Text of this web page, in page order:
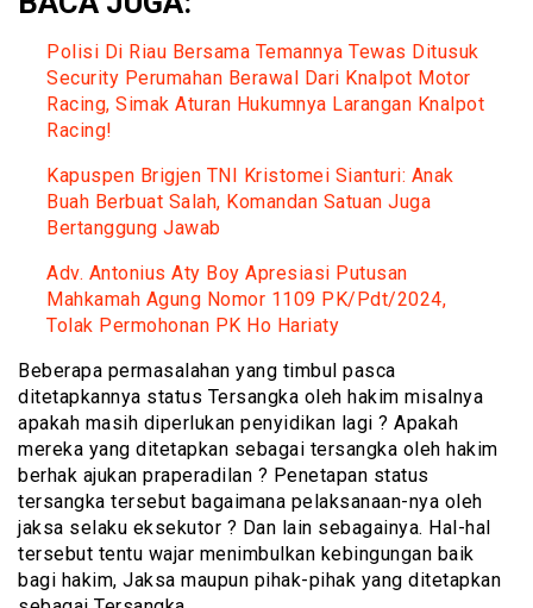
Polisi Di Riau Bersama Temannya Tewas Ditusuk
Security Perumahan Berawal Dari Knalpot Motor
Racing, Simak Aturan Hukumnya Larangan Knalpot
Racing!
Kapuspen Brigjen TNI Kristomei Sianturi: Anak
Buah Berbuat Salah, Komandan Satuan Juga
Bertanggung Jawab
Adv. Antonius Aty Boy Apresiasi Putusan
Mahkamah Agung Nomor 1109 PK/Pdt/2024,
Tolak Permohonan PK Ho Hariaty
Beberapa permasalahan yang timbul pasca
ditetapkannya status Tersangka oleh hakim misalnya
apakah masih diperlukan penyidikan lagi ? Apakah
mereka yang ditetapkan sebagai tersangka oleh hakim
berhak ajukan praperadilan ? Penetapan status
tersangka tersebut bagaimana pelaksanaan-nya oleh
jaksa selaku eksekutor ? Dan lain sebagainya. Hal-hal
tersebut tentu wajar menimbulkan kebingungan baik
bagi hakim, Jaksa maupun pihak-pihak yang ditetapkan